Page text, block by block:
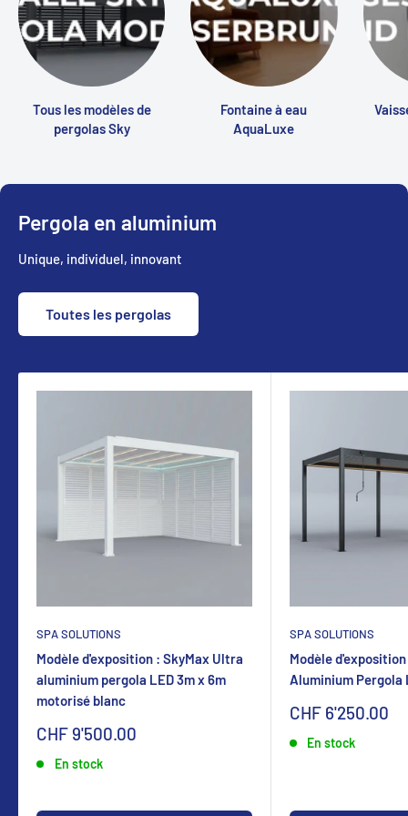
Tous les modèles de
pergolas Sky
Fontaine à eau
AquaLuxe
Pergola en aluminium
Unique, individuel, innovant
Toutes les pergolas
SPA SOLUTIONS
Modèle d'exposition : SkyMax Ultra
aluminium pergola LED 3m x 6m
motorisé blanc
Sonderpreis
CHF 9'500.00
En stock
SPA SOLUTIONS
Modèle
Aluminium Pergola
Sonderpreis
CHF 6'250.00
En stock